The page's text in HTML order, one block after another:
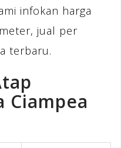
infokan harga
jual per
terbaru.
Ciampea